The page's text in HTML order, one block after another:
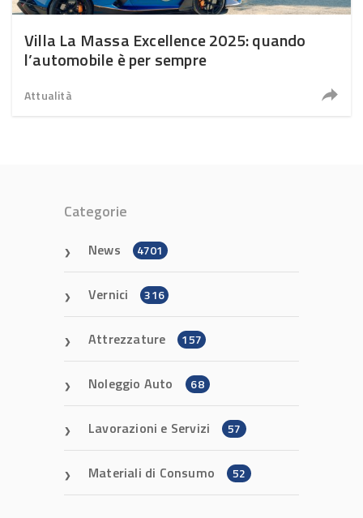
Villa La Massa Excellence 2025: quando
l’automobile è per sempre
Attualità
Categorie
News 4701
Vernici 316
Attrezzature 157
Noleggio Auto 68
Lavorazioni e Servizi 57
Materiali di Consumo 52